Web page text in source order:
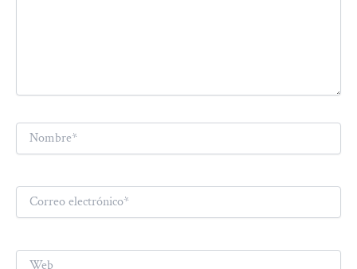
Nombre*
Correo
electrónico*
Web